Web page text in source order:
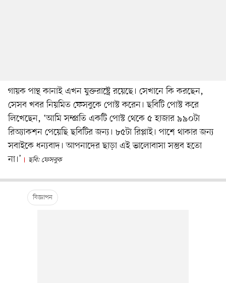
গায়ক পান্থ কানাই এখন যুক্তরাষ্ট্রে রয়েছে। সেখানে কি করছেন,
সেসব খবর নিয়মিত ফেসবুকে পোস্ট করেন। ছবিটি পোস্ট করে
লিখেছেন, ‘আমি সম্প্রতি একটি পোস্ট থেকে ৫ হাজার ৯৯০টা
রিঅ্যাকশন পেয়েছি ছবিটির জন্য। ৮৫টা রিপ্লাই। পাশে থাকার জন্য
সবাইকে ধন্যবাদ। আপনাদের ছাড়া এই ভালোবাসা সম্ভব হতো
না।’
ছবি: ফেসবুক